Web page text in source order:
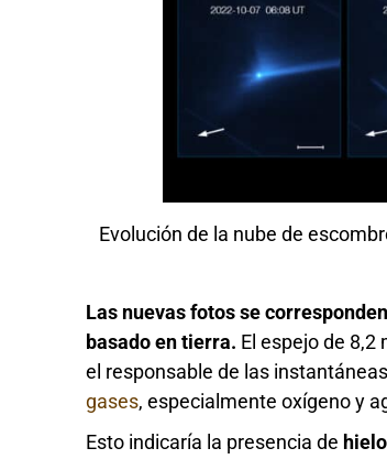
Evolución de la nube de
Las nuevas fotos se
basado en tierra. El espejo de
el responsable de las
gases, especialmente oxígeno y
Esto indicaría la presencia de